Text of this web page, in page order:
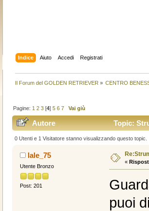
Indice Aiuto Accedi Registrati
Il Forum del GOLDEN RETRIEVER » CENTRO
Pagine: 1 2 3 [4]5 6 7 Vai giù
Autore Topic:
0 Utenti e 1 Visitatore stanno visualizzando questo topic.
lale_75
Utente Bronzo
Post: 201
«
puoi